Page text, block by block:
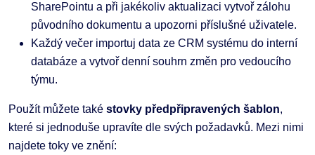
SharePointu a při jakékoliv aktualizaci vytvoř zálohu
původního dokumentu a upozorni příslušné uživatele.
Každý večer importuj data ze CRM systému do interní
databáze a vytvoř denní souhrn změn pro vedoucího
týmu.
Použít můžete také stovky předpřipravených šablon,
které si jednoduše upravíte dle svých požadavků. Mezi nimi
najdete toky ve znění: